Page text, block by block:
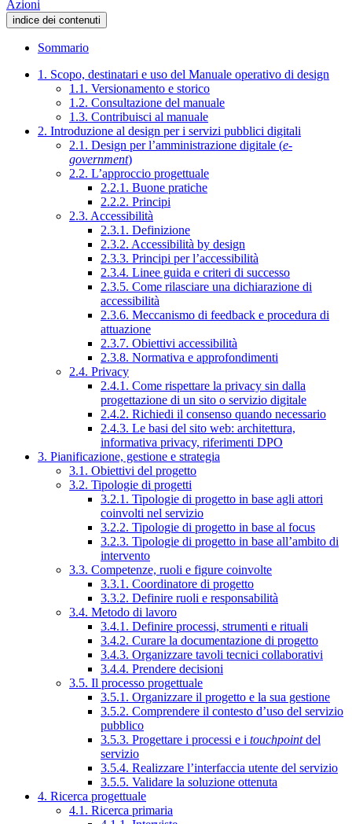
Azioni
indice dei contenuti
Sommario
1. Scopo, destinatari e uso del Manuale operativo di design
1.1. Versionamento e storico
1.2. Consultazione del manuale
1.3. Contribuisci al manuale
2. Introduzione al design per i servizi pubblici digitali
2.1. Design per l’amministrazione digitale (e-
government)
2.2. L’approccio progettuale
2.2.1. Buone pratiche
2.2.2. Principi
2.3. Accessibilità
2.3.1. Definizione
2.3.2. Accessibilità by design
2.3.3. Principi per l’accessibilità
2.3.4. Linee guida e criteri di successo
2.3.5. Come rilasciare una dichiarazione di
accessibilità
2.3.6. Meccanismo di feedback e procedura di
attuazione
2.3.7. Obiettivi accessibilità
2.3.8. Normativa e approfondimenti
2.4. Privacy
2.4.1. Come rispettare la privacy sin dalla
progettazione di un sito o servizio digitale
2.4.2. Richiedi il consenso quando necessario
2.4.3. Le basi del sito web: architettura,
informativa privacy, riferimenti DPO
3. Pianificazione, gestione e strategia
3.1. Obiettivi del progetto
3.2. Tipologie di progetti
3.2.1. Tipologie di progetto in base agli attori
coinvolti nel servizio
3.2.2. Tipologie di progetto in base al focus
3.2.3. Tipologie di progetto in base all’ambito di
intervento
3.3. Competenze, ruoli e figure coinvolte
3.3.1. Coordinatore di progetto
3.3.2. Definire ruoli e responsabilità
3.4. Metodo di lavoro
3.4.1. Definire processi, strumenti e rituali
3.4.2. Curare la documentazione di progetto
3.4.3. Organizzare tavoli tecnici collaborativi
3.4.4. Prendere decisioni
3.5. Il processo progettuale
3.5.1. Organizzare il progetto e la sua gestione
3.5.2. Comprendere il contesto d’uso del servizio
pubblico
3.5.3. Progettare i processi e i touchpointdel
servizio
3.5.4. Realizzare l’interfaccia utente del servizio
3.5.5. Validare la soluzione ottenuta
4. Ricerca progettuale
4.1. Ricerca primaria